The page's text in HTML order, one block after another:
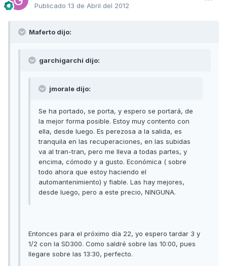
Publicado 13 de Abril del 2012
Maferto dijo:
garchigarchi dijo:
jmorale dijo:
Se ha portado, se porta, y espero se portará, de
la mejor forma posible. Estoy muy contento con
ella, desde luego. Es perezosa a la salida, es
tranquila en las recuperaciones, en las subidas
va al tran-tran, pero me lleva a todas partes, y
encima, cómodo y a gusto. Económica ( sobre
todo ahora que estoy haciendo el
automantenimiento) y fiable. Las hay mejores,
desde luego, pero a este precio, NINGUNA.
Entonces para el próximo día 22, yo espero tardar 3 y
1/2 con la SD300. Como saldré sobre las 10:00, pues
llegare sobre las 13:30, perfecto.